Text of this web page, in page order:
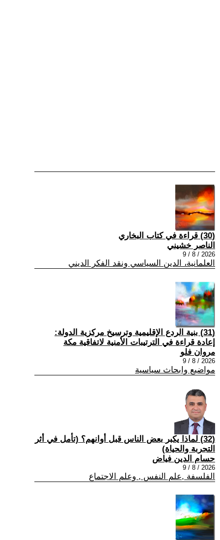
(30) قراءة في كتاب البخاري
الناصر خشيني
2026 / 8 / 9
العلمانية، الدين السياسي ونقد الفكر الديني
(31) بنية الردع الإقليمية وترسيخ مركزية الدولة:
إعادة قراءة في الترتيبات الأمنية لاتفاقية مكة
مروان فلو
2026 / 8 / 9
مواضيع وابحاث سياسية
(32) لماذا يكبر بعض الناس قبل أوانهم؟ (تأمل في أثر
التجربة والحياة)
حسام الدين فياض
2026 / 8 / 9
الفلسفة ,علم النفس , وعلم الاجتماع